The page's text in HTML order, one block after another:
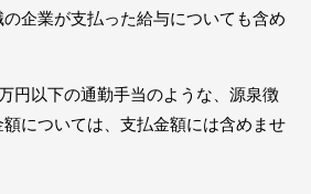
企業が支払った給与についても含め
円以下の通勤手当のような、源泉徴
については、支払金額には含めませ